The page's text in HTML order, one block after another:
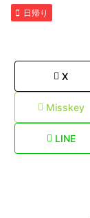
日帰り
X
Misskey
LINE